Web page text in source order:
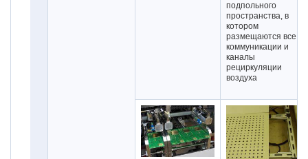
подпольного
пространства, в
котором
размещаются все
коммуникации и
каналы
рециркуляции
воздуха